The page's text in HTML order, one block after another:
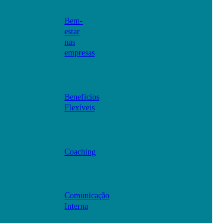
Bem-
estar
nas
empresas
Benefícios
Flexíveis
Coaching
Comunicação
Interna